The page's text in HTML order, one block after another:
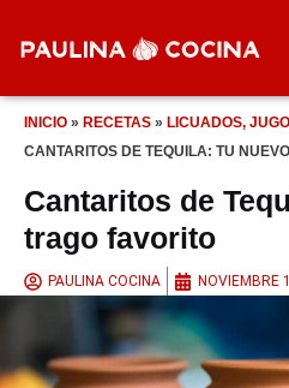
INICIO » RECETAS » LICUADOS,
CANTARITOS DE TEQUILA: TU
Cantaritos de
trago favorito
PAULINA COCINA NOVIEMBRE